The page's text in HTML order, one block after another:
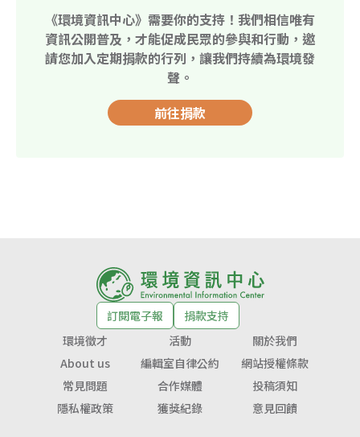
《環境資訊中心》需要你的支持！我們相信唯有
資訊公開普及，才能促成民眾的參與和行動，邀
請您加入定期捐款的行列，讓我們持續為環境發
聲。
前往捐款
訂閱電子報
捐款支持
環境徵才
活動
關於我們
About us
編輯室自律公約
網站授權條款
常見問題
合作媒體
投稿須知
隱私權政策
獲獎紀錄 意見回饋